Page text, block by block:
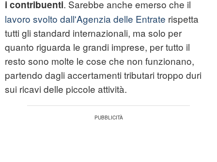
i contribuenti. Sarebbe anche emerso che il
lavoro svolto dall'Agenzia delle Entrate rispetta
tutti gli standard internazionali, ma solo per
quanto riguarda le grandi imprese, per tutto il
resto sono molte le cose che non funzionano,
partendo dagli accertamenti tributari troppo duri
sui ricavi delle piccole attività.